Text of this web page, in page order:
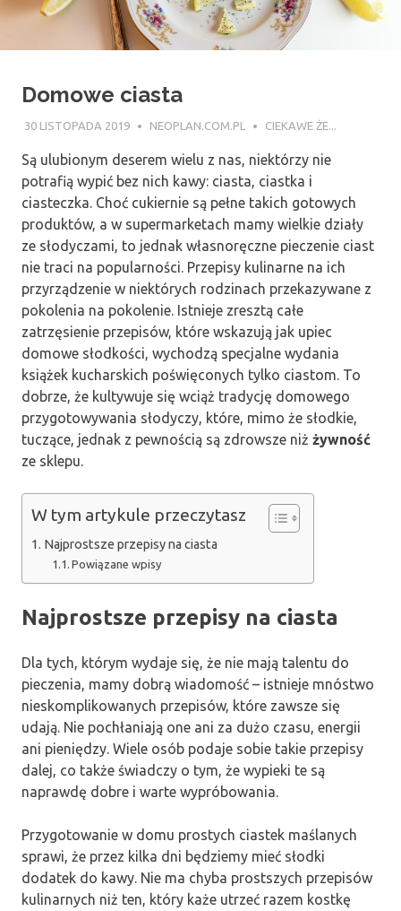
Domowe ciasta
30 LISTOPADA 2019 NEOPLAN.COM.PL CIEKAWE ŻE...
Są ulubionym deserem wielu z nas, niektórzy nie
potrafią wypić bez nich kawy: ciasta, ciastka i
ciasteczka. Choć cukiernie są pełne takich gotowych
produktów, a w supermarketach mamy wielkie działy
ze słodyczami, to jednak własnoręczne pieczenie ciast
nie traci na popularności. Przepisy kulinarne na ich
przyrządzenie w niektórych rodzinach przekazywane z
pokolenia na pokolenie. Istnieje zresztą całe
zatrzęsienie przepisów, które wskazują jak upiec
domowe słodkości, wychodzą specjalne wydania
książek kucharskich poświęconych tylko ciastom. To
dobrze, że kultywuje się wciąż tradycję domowego
przygotowywania słodyczy, które, mimo że słodkie,
tuczące, jednak z pewnością są zdrowsze niż żywność
ze sklepu.
W tym artykule przeczytasz
Najprostsze przepisy na ciasta
Powiązane wpisy
Najprostsze przepisy na ciasta
Dla tych, którym wydaje się, że nie mają talentu do
pieczenia, mamy dobrą wiadomość – istnieje mnóstwo
nieskomplikowanych przepisów, które zawsze się
udają. Nie pochłaniają one ani za dużo czasu, energii
ani pieniędzy. Wiele osób podaje sobie takie przepisy
dalej, co także świadczy o tym, że wypieki te są
naprawdę dobre i warte wypróbowania.
Przygotowanie w domu prostych ciastek maślanych
sprawi, że przez kilka dni będziemy mieć słodki
dodatek do kawy. Nie ma chyba prostszych przepisów
kulinarnych niż ten, który każe utrzeć razem kostkę